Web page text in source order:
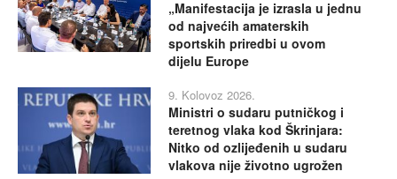
„Manifestacija je izrasla u jednu
od najvećih amaterskih
sportskih priredbi u ovom
dijelu Europe
9. Kolovoz 2026.
Ministri o sudaru putničkog i
teretnog vlaka kod Škrinjara:
Nitko od ozlijeđenih u sudaru
vlakova nije životno ugrožen